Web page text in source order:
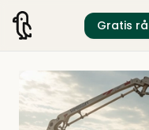
Gratis